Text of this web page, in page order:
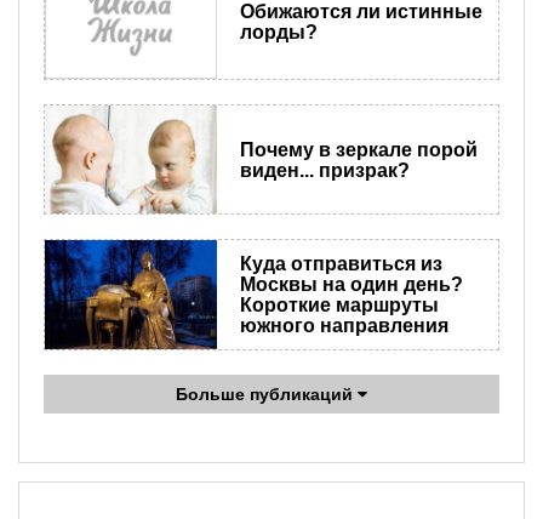
Обижаются ли истинные
лорды?
Почему в зеркале порой
виден... призрак?
Куда отправиться из
Москвы на один день?
Короткие маршруты
южного направления
Больше публикаций